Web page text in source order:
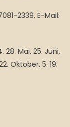
2339, E-Mail:
28. Mai, 25. Juni,
Oktober, 5. 19.